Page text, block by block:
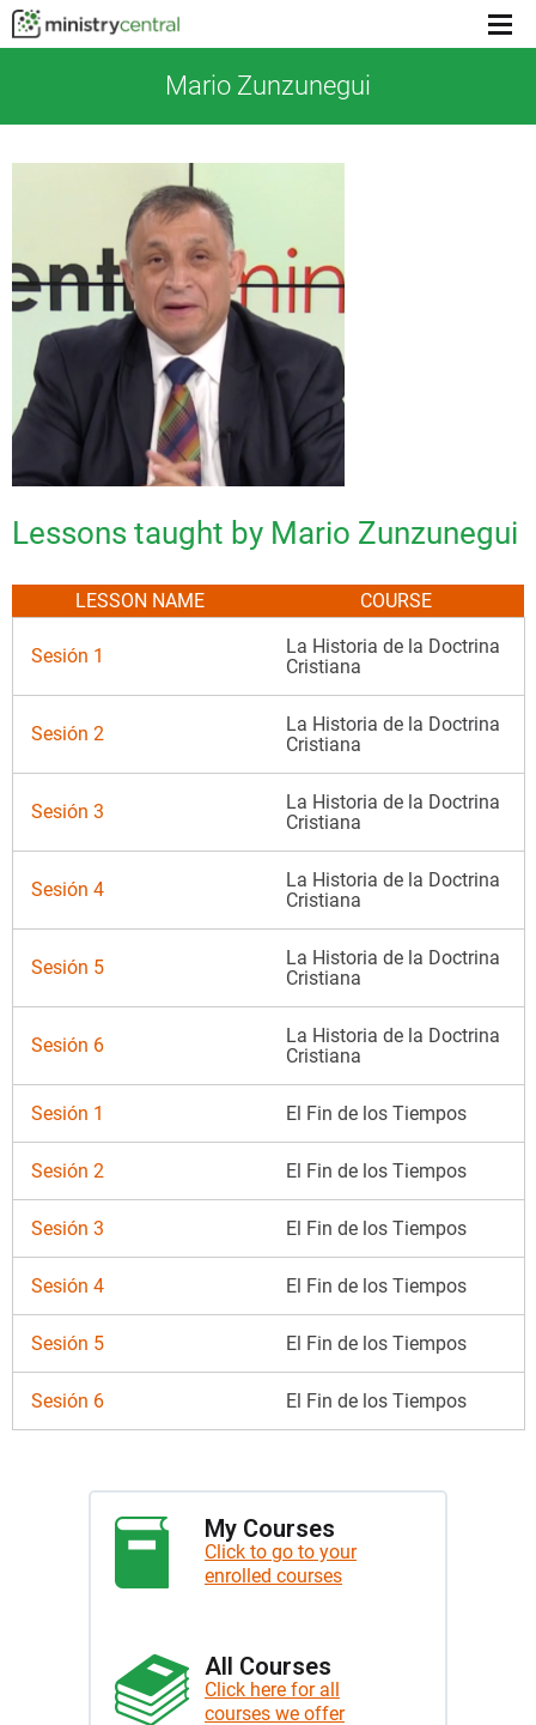
Menu
Mario Zunzunegui
Lessons taught by Mario Zunzunegui
LESSON NAME COURSE
Sesión 1
La Historia de la Doctrina
Cristiana
Sesión 2
La Historia de la Doctrina
Cristiana
Sesión 3
La Historia de la Doctrina
Cristiana
Sesión 4
La Historia de la Doctrina
Cristiana
Sesión 5
La Historia de la Doctrina
Cristiana
Sesión 6
La Historia de la Doctrina
Cristiana
Sesión 1 El Fin de los Tiempos
Sesión 2 El Fin de los Tiempos
Sesión 3 El Fin de los Tiempos
Sesión 4 El Fin de los Tiempos
Sesión 5 El Fin de los Tiempos
Sesión 6 El Fin de los Tiempos
My Courses
Click to go to your
enrolled courses
All Courses
Click here for all
courses we offer